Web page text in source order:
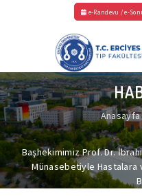
e-Randevu / e-
Anasayfa
Başhekimimiz Prof. Dr.
Münasebetiyle Hastalara